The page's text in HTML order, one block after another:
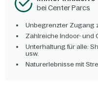
bei Center Parcs
Unbegrenzter Zugang
Zahlreiche Indoor- und
Unterhaltung für alle:
usw.
Naturerlebnisse mit